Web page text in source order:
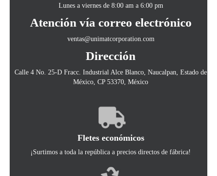
Lunes a viernes de 8:00 am a 6:00 pm
Atención vía correo electrónico
ventas@unimatcorporation.com
Dirección
Calle 4 No. 25-D Fracc. Industrial Alce Blanco, Naucalpan, Estado de
México, CP 53370, México
Fletes económicos
¡Surtimos a toda la república a precios directos de fábrica!